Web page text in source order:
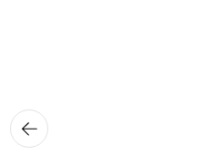
뒤로가
기